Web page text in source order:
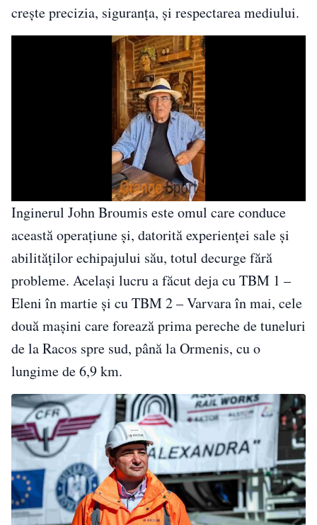
crește precizia, siguranța, și respectarea mediului.
Inginerul John Broumis este omul care conduce
această operațiune și, datorită experienței sale și
abilităților echipajului său, totul decurge fără
probleme. Același lucru a făcut deja cu TBM 1 –
Eleni în martie și cu TBM 2 – Varvara în mai, cele
două mașini care forează prima pereche de tuneluri
de la Racos spre sud, până la Ormenis, cu o
lungime de 6,9 ​​km.